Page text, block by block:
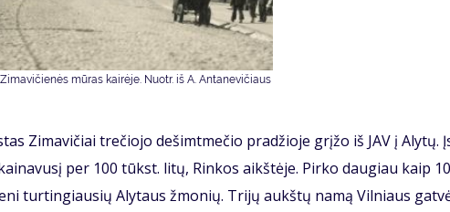
mūras kairėje. Nuotr. iš A. Antanevičiaus
Zimavičiai trečiojo dešimtmečio pradžioje grįžo iš JAV į Alytų.
per 100 tūkst. litų, Rinkos aikštėje. Pirko daugiau kaip
turtingiausių Alytaus žmonių. Trijų aukštų namą Vilniaus